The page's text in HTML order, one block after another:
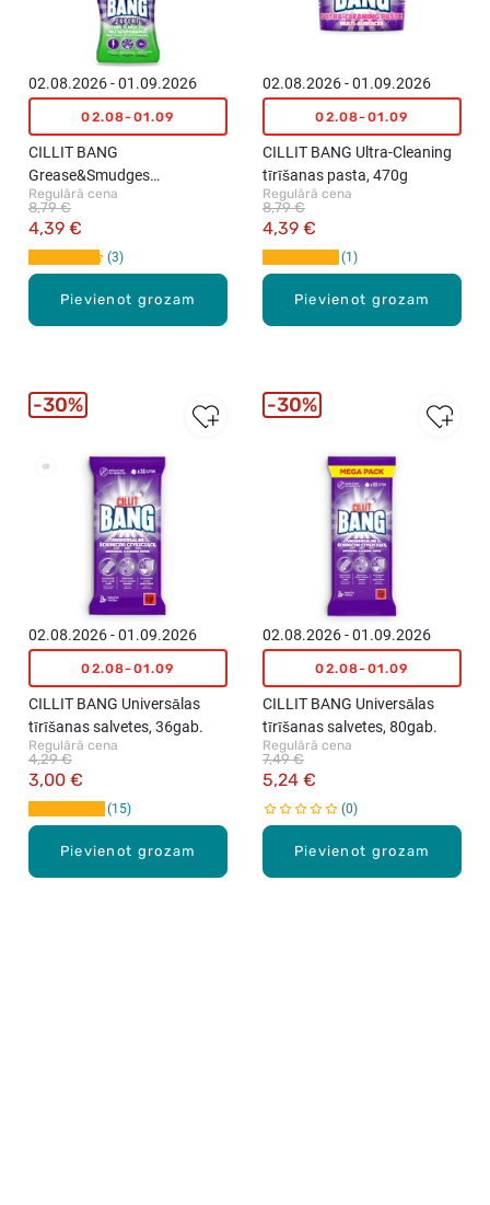
Pievienot grozam
02.08.2026 - 01.09.2026
02.08-01.09
CILLIT BANG
Grease&Smudges
izsmidzināms virsmu tīrītājs,
750ml
Regulārā cena
4,39 €
8,79 €
3
Pievienot grozam
02.08.2026 - 01.09.2026
02.08-01.09
CILLIT BANG Ultra-Cleaning
tīrīšanas pasta, 470g
Regulārā cena
4,39 €
8,79 €
1
Pievienot grozam
02.08.2026 - 01.09.2026
02.08-01.09
CILLIT BANG Universālas
tīrīšanas salvetes, 36gab.
Regulārā cena
3,00 €
4,29 €
15
30%
Pievienot grozam
02.08.2026 - 01.09.2026
02.08-01.09
CILLIT BANG Universālas
tīrīšanas salvetes, 80gab.
Regulārā cena
5,24 €
7,49 €
0
30%